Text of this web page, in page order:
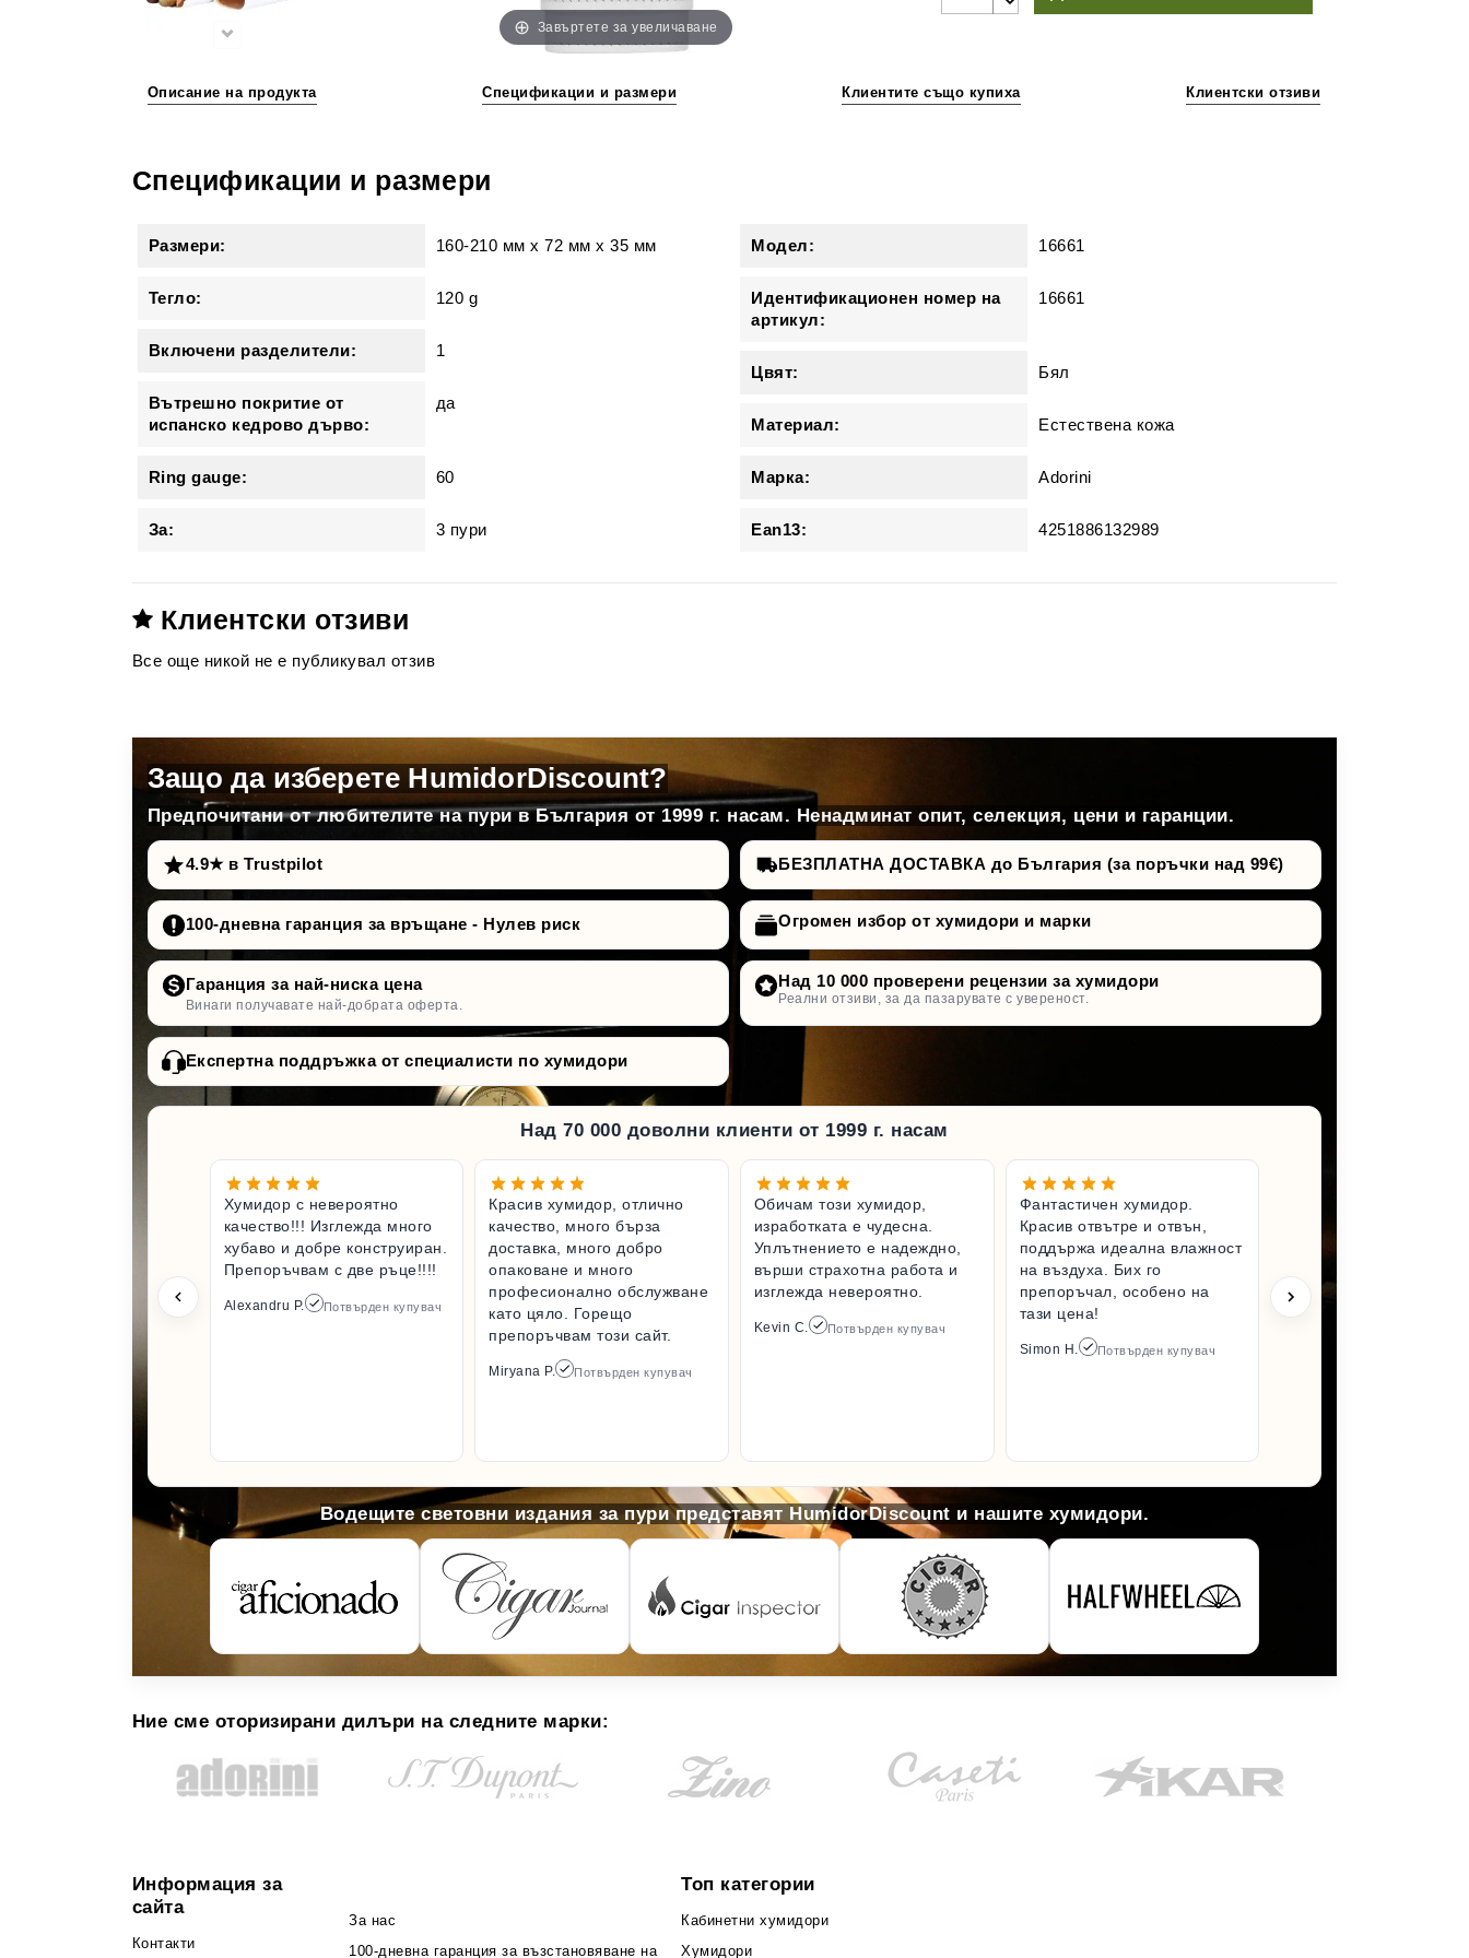
Завъртете за увеличаване
Описание на продукта Спецификации и размери Клиентите също купиха Клиентски отзиви
Спецификации и размери
Размери: 160-210 мм x72 мм x35 мм
Тегло: 120 g
Включени разделители: 1
Вътрешно покритие от
испанско кедрово дърво:
да
Ring gauge: 60
За: 3 пури
Модел: 16661
Идентификационен номер на
артикул:
16661
Цвят: Бял
Материал: Естествена кожа
Марка: Adorini
Ean13: 4251886132989
Клиентски отзиви
Все още никой не е публикувал отзив
Защо да изберете HumidorDiscount?
Предпочитани от любителите на пури в България от 1999 г. насам. Ненадминат опит, селекция, цени и гаранции.
4.9★ в Trustpilot БЕЗПЛАТНА ДОСТАВКА до България (за поръчки над 99€)
100-дневна гаранция за връщане - Нулев риск Огромен избор от хумидори и марки
Гаранция за най-ниска цена
Винаги получавате най-добрата оферта.
Над 10 000 проверени рецензии за хумидори
Реални отзиви, за да пазарувате с увереност.
Експертна поддръжка от специалисти по хумидори
Над 70 000 доволни клиенти от 1999 г. насам
Хумидор с невероятно
качество!!! Изглежда много
хубаво и добре конструиран.
Препоръчвам с две ръце!!!!
Alexandru P. Потвърден купувач
Красив хумидор, отлично
качество, много бърза
доставка, много добро
опаковане и много
професионално обслужване
като цяло. Горещо
препоръчвам този сайт.
Miryana P. Потвърден купувач
Обичам този хумидор,
изработката е чудесна.
Уплътнението е надеждно,
върши страхотна работа и
изглежда невероятно.
Kevin C. Потвърден купувач
Фантастичен хумидор.
Красив отвътре и отвън,
поддържа идеална влажност
на въздуха. Бих го
препоръчал, особено на
тази цена!
Simon H. Потвърден купувач
Водещите световни издания за пури представят HumidorDiscount и нашите хумидори.
Ние сме оторизирани дилъри на следните марки:
Информация за
сайта
Контакти
За нас
100-дневна гаранция за възстановяване на
Топ категории
Кабинетни хумидори
Хумидори